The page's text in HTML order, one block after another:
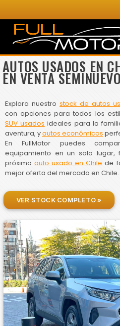
AUTOS USADOS EN
EN VENTA
Explora nuestro stock de autos
con opciones para todos los
SUV usados ideales para la
aventura, yautos económicos
En FullMotor puedes
equipamiento en un solo
próximoauto usado en Chile de
mejor oferta del mercado en Chile.
VER STOCK COMPLETO »